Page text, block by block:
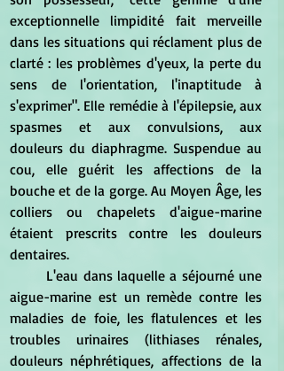
exceptionnelle limpidité fait merveille
dans les situations qui réclament plus de
clarté : les problèmes d'yeux, la perte du
sens de l'orientation, l'inaptitude à
s'exprimer". Elle remédie à l'épilepsie, aux
spasmes et aux convulsions, aux
douleurs du diaphragme. Suspendue au
cou, elle guérit les affections de la
bouche et de la gorge. Au Moyen Âge, les
colliers ou chapelets d'aigue-marine
étaient prescrits contre les douleurs
dentaires.
aigue-marine est un remède contre les
maladies de foie, les flatulences et les
troubles urinaires (lithiases rénales,
douleurs néphrétiques, affections de la